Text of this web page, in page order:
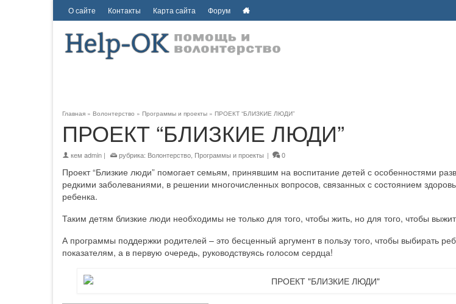
О сайте Контакты Карта сайта Форум
Главная » Волонтерство » Программы и проекты » ПРОЕКТ “БЛИЗКИЕ ЛЮДИ”
ПРОЕКТ “БЛИЗКИЕ ЛЮДИ”
кем admin | рубрика: Волонтерство Программы и проекты | 0
Проект “Близкие люди” помогает семьям, принявшим на воспитание детей с особенностями
редкими заболеваниями, в решении многочисленных вопросов, связанных с состоянием
ребенка.
Таким детям близкие люди необходимы не только для того, чтобы жить, но для того, чтобы
А программы поддержки родителей – это бесценный аргумент в пользу того, чтобы выбирать
показателям, а в первую очередь, руководствуясь голосом сердца!